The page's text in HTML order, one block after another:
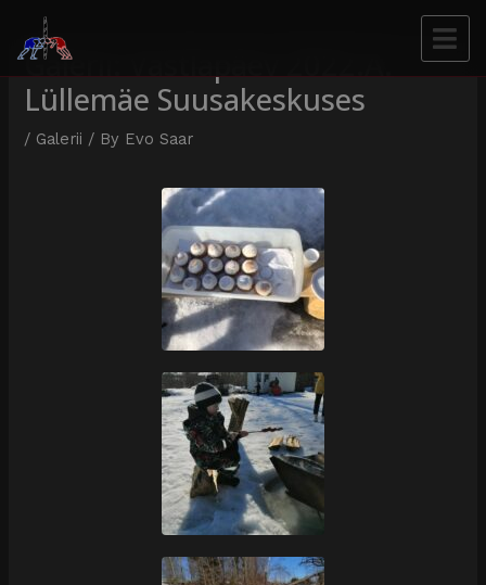
Galerii: Vastlapäev 2022.a.
Lüllemäe Suusakeskuses
/ Galerii / By Evo Saar